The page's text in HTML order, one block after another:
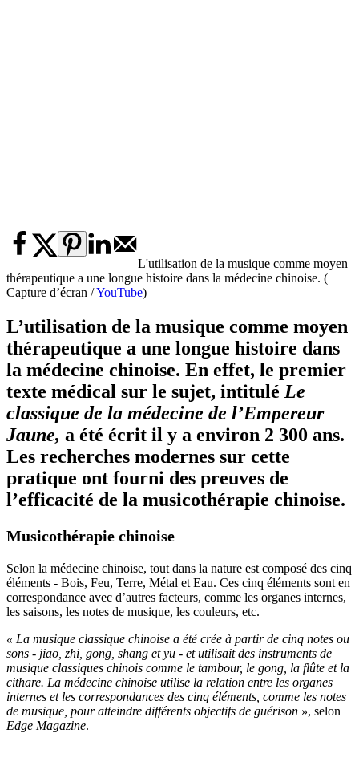
L'utilisation de la musique comme moyen
thérapeutique a une longue histoire dans la médecine chinoise. (
Capture d’écran /YouTube)
L’utilisation de la musique comme moyen
thérapeutique a une longue histoire dans
la médecine chinoise. En effet, le premier
texte médical sur le sujet, intitulé Le
classique de la médecine de l’Empereur
Jaune, a été écrit il y a environ 2 300 ans.
Les recherches modernes sur cette
pratique ont fourni des preuves de
l’efficacité de la musicothérapie chinoise.
Musicothérapie chinoise
Selon la médecine chinoise, tout dans la nature est composé des cinq
éléments - Bois, Feu, Terre, Métal et Eau. Ces cinq éléments sont en
correspondance avec d’autres facteurs, comme les organes internes,
les saisons, les notes de musique, les couleurs, etc.
« La musique classique chinoise a été crée à partir de cinq notes ou
sons - jiao, zhi, gong, shang et yu - et utilisait des instruments de
musique classiques chinois comme le tambour, le gong, la flûte et la
cithare. La médecine chinoise utilise la relation entre les organes
internes et les correspondances des cinq éléments, comme les notes
de musique, pour atteindre différents objectifs de guérison », selon
Edge Magazine.